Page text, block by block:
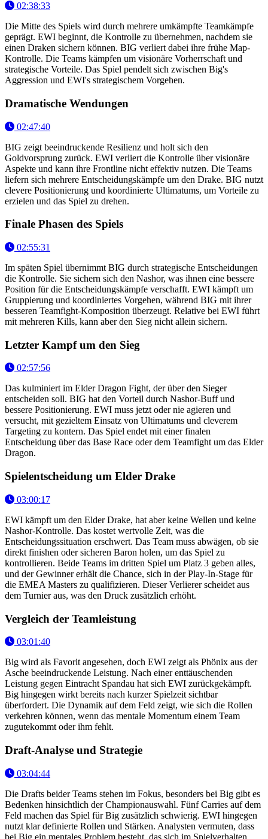
02:38:33
Die Mitte des Spiels wird durch mehrere umkämpfte Teamkämpfe
geprägt. EWI beginnt, die Kontrolle zu übernehmen, nachdem sie
einen Draken sichern können. BIG verliert dabei ihre frühe Map-
Kontrolle. Die Teams kämpfen um visionäre Vorherrschaft und
strategische Vorteile. Das Spiel pendelt sich zwischen Big's
Aggression und EWI's strategischem Vorgehen.
Dramatische Wendungen
02:47:40
BIG zeigt beeindruckende Resilienz und holt sich den
Goldvorsprung zurück. EWI verliert die Kontrolle über visionäre
Aspekte und kann ihre Frontline nicht effektiv nutzen. Die Teams
liefern sich mehrere Entscheidungskämpfe um den Drake. BIG nutzt
clevere Positionierung und koordinierte Ultimatums, um Vorteile zu
erzielen und das Spiel zu drehen.
Finale Phasen des Spiels
02:55:31
Im späten Spiel übernimmt BIG durch strategische Entscheidungen
die Kontrolle. Sie sichern sich den Nashor, was ihnen eine bessere
Position für die Entscheidungskämpfe verschafft. EWI kämpft um
Gruppierung und koordiniertes Vorgehen, während BIG mit ihrer
besseren Teamfight-Komposition überzeugt. Relative bei EWI führt
mit mehreren Kills, kann aber den Sieg nicht allein sichern.
Letzter Kampf um den Sieg
02:57:56
Das kulminiert im Elder Dragon Fight, der über den Sieger
entscheiden soll. BIG hat den Vorteil durch Nashor-Buff und
bessere Positionierung. EWI muss jetzt oder nie agieren und
versucht, mit gezieltem Einsatz von Ultimatums und cleverem
Targeting zu kontern. Das Spiel endet mit einer finalen
Entscheidung über das Base Race oder dem Teamfight um das Elder
Dragon.
Spielentscheidung um Elder Drake
03:00:17
EWI kämpft um den Elder Drake, hat aber keine Wellen und keine
Nashor-Kontrolle. Das kostet wertvolle Zeit, was die
Entscheidungssituation erschwert. Das Team muss abwägen, ob sie
direkt finishen oder sicheren Baron holen, um das Spiel zu
kontrollieren. Beide Teams im dritten Spiel um Platz 3 geben alles,
und der Gewinner erhält die Chance, sich in der Play-In-Stage für
die EMEA Masters zu qualifizieren. Dieser Verlierer scheidet aus
dem Turnier aus, was den Druck zusätzlich erhöht.
Vergleich der Teamleistung
03:01:40
Big wird als Favorit angesehen, doch EWI zeigt als Phönix aus der
Asche beeindruckende Leistung. Nach einer enttäuschenden
Leistung gegen Eintracht Spandau hat sich EWI zurückgekämpft.
Big hingegen wirkt bereits nach kurzer Spielzeit sichtbar
überfordert. Die Dynamik auf dem Feld zeigt, wie sich die Rollen
verkehren können, wenn das mentale Momentum einem Team
zugutekommt oder ihm fehlt.
Draft-Analyse und Strategie
03:04:44
Die Drafts beider Teams stehen im Fokus, besonders bei Big gibt es
Bedenken hinsichtlich der Championauswahl. Fünf Carries auf dem
Feld machen das Spiel für Big zusätzlich schwierig. EWI hingegen
nutzt klar definierte Rollen und Stärken. Analysten vermuten, dass
bei Big ein mentales Problem besteht, das sich im Spielverhalten